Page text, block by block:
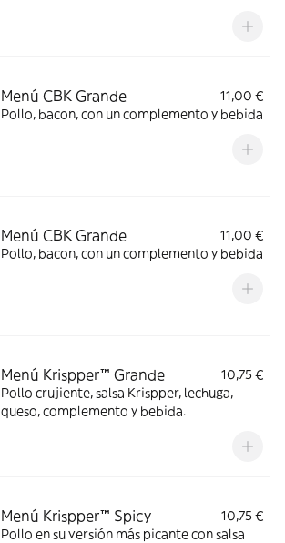
Menú CBK Grande
11,00 €
Pollo, bacon, con un complemento y bebida
Menú CBK Grande
11,00 €
Pollo, bacon, con un complemento y bebida
Menú Krispper™ Grande
10,75 €
Pollo crujiente, salsa Krispper, lechuga,
queso, complemento y bebida.
Menú Krispper™ Spicy
10,75 €
Pollo en su versión más picante con salsa